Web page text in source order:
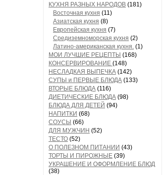
КУХНЯ РАЗНЫХ НАРОДОВ (181)
Восточная кухня (11)
Азиатская кухня (8)
Европейская кухня (7)
Средиземноморская кухня (2)
Латино-американская кухня. (1)
МОИ ЛУЧШИЕ РЕЦЕПТЫ (168)
КОНСЕРВИРОВАНИЕ (148)
НЕСЛАДКАЯ ВЫПЕЧКА (142)
СУПЫ и ПЕРВЫЕ БЛЮДА (133)
ВТОРЫЕ БЛЮДА (116)
ДИЕТИЧЕСКИЕ БЛЮДА (98)
БЛЮДА ДЛЯ ДЕТЕЙ (94)
НАПИТКИ (68)
СОУСЫ (66)
ДЛЯ МУЖЧИН (52)
ТЕСТО (52)
О ПОЛЕЗНОМ ПИТАНИИ (43)
ТОРТЫ И ПИРОЖНЫЕ (39)
УКРАШЕНИЕ И ОФОРМЛЕНИЕ БЛЮД
(38)